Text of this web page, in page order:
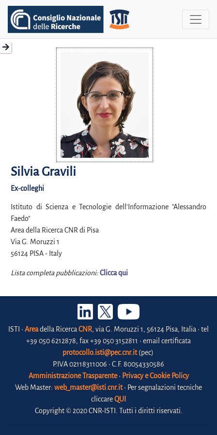
Silvia Gravili
Ex-colleghi
Istituto di Scienza e Tecnologie dell'Informazione "Alessandro
Faedo"
Area della Ricerca CNR di Pisa
Via G. Moruzzi 1
56124 PISA - Italy
Lista completa pubblicazioni:Clicca qui
ISTI • Areadella RicercaCNR, via G. Moruzzi 1, 56124 Pisa, Italia • tel
+39 050 6212878, fax +39 050 3152811 • email certificata
protocollo.isti@pec.cnr.it(pec)
P.IVA 02118311006 • C.F. 80054330586
Amministrazione Trasparente• Privacy e Cookie Policy
Web Master: web_master@isti.cnr.it• Per segnalazioni tecniche
cliccareQUI
Copyright © 2020 CNR-ISTI. Tutti i diritti riservati.